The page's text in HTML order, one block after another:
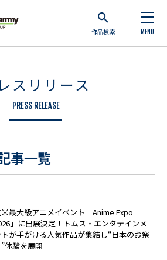
作品検索 MENU
スリリース
PRESS RELEASE
事一覧
最大級アニメイベント「Anime Expo
」に出展決定！トムス・エンタテインメ
トが手がける人気作品が集結し“日本のお祭
”体験を展開